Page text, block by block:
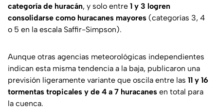
categoría de huracán, y solo entre 1 y 3 logren
consolidarse como huracanes mayores (categorías 3, 4
o 5 en la escala Saffir-Simpson).
Aunque otras agencias meteorológicas independientes
indican esta misma tendencia a la baja, publicaron una
previsión ligeramente variante que oscila entre las 11 y 16
tormentas tropicales y de 4 a 7 huracanes en total para
la cuenca.